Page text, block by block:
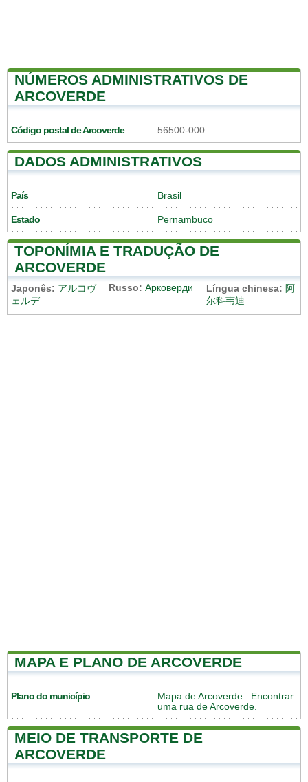
NÚMEROS ADMINISTRATIVOS DE
ARCOVERDE
Código postal de Arcoverde 56500-000
DADOS ADMINISTRATIVOS
País Brasil
Estado Pernambuco
TOPONÍMIA E TRADUÇÃO DE
ARCOVERDE
Japonês: アルコヴ
ェルデ
Russo: Арковерди Língua chinesa: 阿
尔科韦迪
MAPA E PLANO DE ARCOVERDE
Plano do município Mapa de Arcoverde : Encontrar
uma rua de Arcoverde.
MEIO DE TRANSPORTE DE
ARCOVERDE